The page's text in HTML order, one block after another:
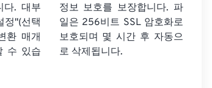
다. 대부
"(선택
환 매개
수 있습
정보 보호를 보장합니다. 파
일은 256비트 SSL 암호화로
보호되며 몇 시간 후 자동으
로 삭제됩니다.